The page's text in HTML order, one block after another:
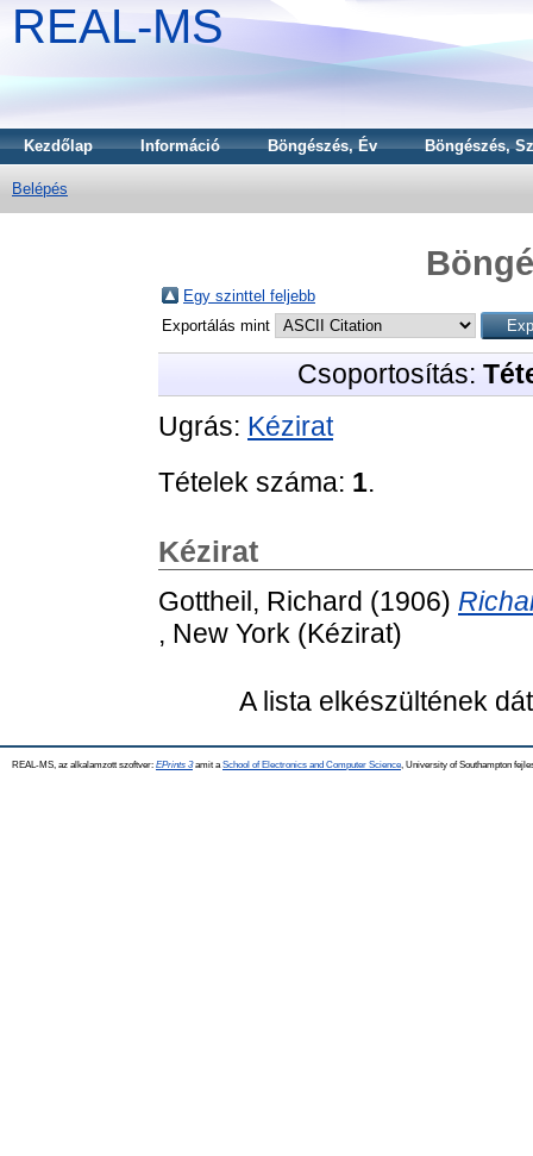
REAL-MS
Kezdőlap Információ Böngészés, Év Böngészés,
Belépés
Egy szinttel feljebb
Exportálás mint
Csoportosítás:
Ugrás: Kézirat
Tételek száma: 1.
Kézirat
Gottheil, Richard (1906)
, New York (Kézirat)
A lista elkészültének
REAL-MS, az alkalamzott szoftver: EPrints 3amit a School of Electronics and Computer Science , University of Southampton